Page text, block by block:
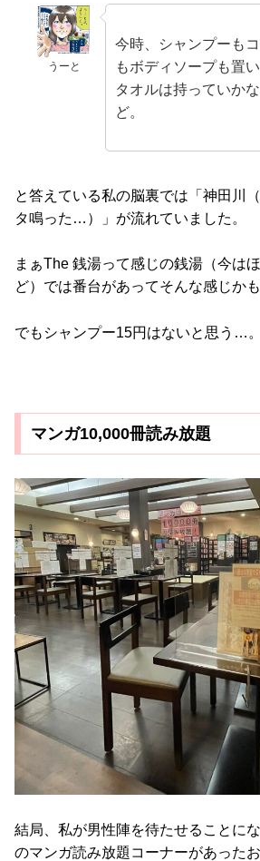
うーと
今時、シャンプーも
もボディソープも置い
タオルは持っていか
ど。
と答えている私の脳裏では「神田川
タ鳴った…）」が流れていました。
まぁThe 銭湯って感じの銭湯（今は
ど）では番台があってそんな感じか
でもシャンプー15円はないと思う…。
マンガ10,000冊読み放題
結局、私が男性陣を待たせることに
のマンガ読み放題コーナーがあった